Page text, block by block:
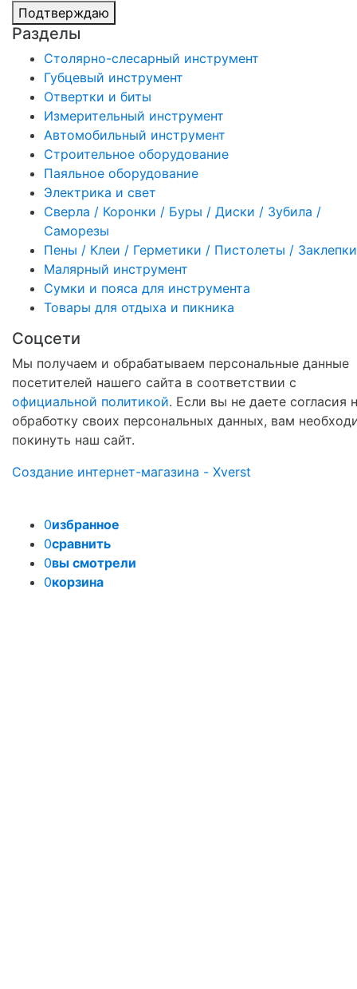
Подтверждаю
Разделы
Столярно-слесарный инструмент
Губцевый инструмент
Отвертки и биты
Измерительный инструмент
Автомобильный инструмент
Строительное оборудование
Паяльное оборудование
Электрика и свет
Сверла / Коронки / Буры / Диски / Зубила /
Саморезы
Пены / Клеи / Герметики / Пистолеты / Заклепки
Малярный инструмент
Сумки и пояса для инструмента
Товары для отдыха и пикника
Соцсети
Мы получаем и обрабатываем персональные данные
посетителей нашего сайта в соответствии с
официальной политикой. Если вы не даете согласия
обработку своих персональных данных, вам
покинуть наш сайт.
Создание интернет-магазина - Xverst
0избранное
0сравнить
0вы смотрели
0корзина